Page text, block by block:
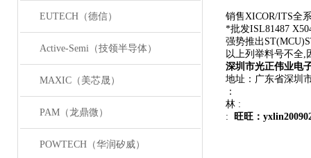
EUTECH（德信）
Active-Semi（技领半导体）
MAXIC（美芯晟）
PAM（龙鼎微）
POWTECH（华润矽威）
销售XICOR/ITS全
*批发ISL81487
强势推出
以上列举料号不全,
深圳市光正伟业电
地址：广东省深圳
：
林 :
: 旺旺：